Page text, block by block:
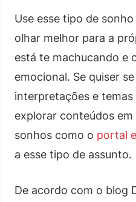
Use esse tipo de
olhar melhor para a
está te machucando e
emocional. Se quiser
interpretações e
explorar conteúdos em
sonhos como o portal
a esse tipo de assunto.
De acordo com o blog